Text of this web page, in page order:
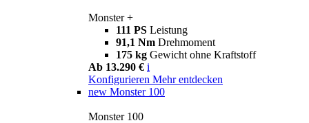
Monster +
111 PS Leistung
91,1 Nm Drehmoment
175 kg Gewicht ohne Kraftstoff
Ab 13.290 € i
Konfigurieren Mehr entdecken
new Monster 100
Monster 100